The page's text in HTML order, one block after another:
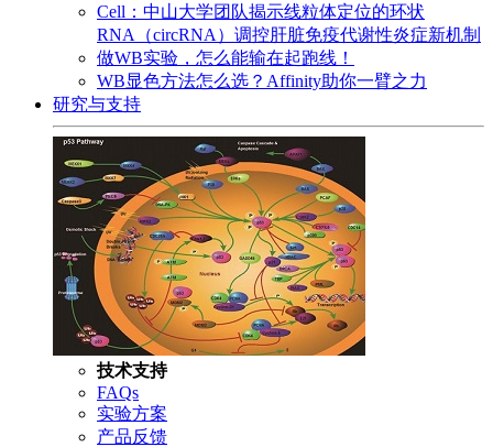
Cell：中山大学团队揭示线粒体定位的环状
RNA（circRNA）调控肝脏免疫代谢性炎症新机制
做WB实验，怎么能输在起跑线！
WB显色方法怎么选？Affinity助你一臂之力
研究与支持
技术支持
FAQs
实验方案
产品反馈